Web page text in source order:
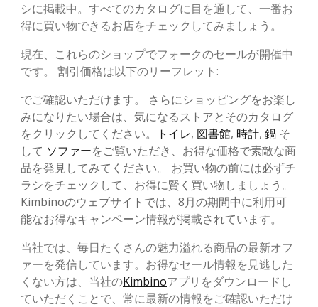
シに掲載中。すべてのカタログに目を通して、一番お
得に買い物できるお店をチェックしてみましょう。
現在、これらのショップでフォークのセールが開催中
です。 割引価格は以下のリーフレット:
でご確認いただけます。 さらにショッピングをお楽し
みになりたい場合は、気になるストアとそのカタログ
をクリックしてください。
トイレ, 図書館, 時計, 鍋 そ
して ソファーをご覧いただき、お得な価格で素敵な商
品を発見してみてください。 お買い物の前には必ずチ
ラシをチェックして、お得に賢く買い物しましょう。
Kimbinoのウェブサイトでは、8月の期間中に利用可
能なお得なキャンペーン情報が掲載されています。
当社では、毎日たくさんの魅力溢れる商品の最新オフ
ァーを発信しています。お得なセール情報を見逃した
くない方は、当社のKimbinoアプリをダウンロードし
ていただくことで、常に最新の情報をご確認いただけ